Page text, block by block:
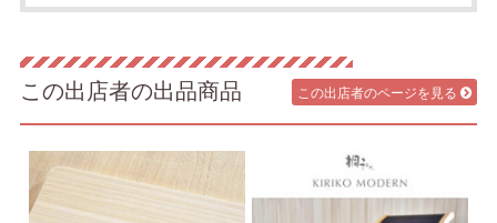
この出店者の出品商品 この出店者のページを見る